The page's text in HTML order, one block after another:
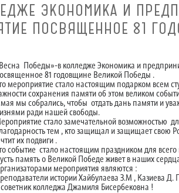
ЭКОНОМИКА И
ПОСВЯЩЕННОЕ 81
Победы»-в колледже Экономика и
81 годовщине Великой Победы .
мероприятие стало настоящим подарком всем
сохранения памяти об этом великом
мы собрались, чтобы отдать дань памяти и
ради нашей свободы.
стало замечательной возможностью
тем , кто защищал и защищает свою
их подвиги .
событие стало настоящим праздником для
память о Великой Победе живет в наших
мероприятия являются :
истории Хайбулаева З.М , Казиева Д.
колледжа Джамиля Бисербековна !